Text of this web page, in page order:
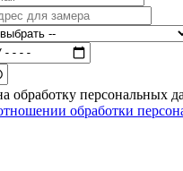
обработку персональных
обработки